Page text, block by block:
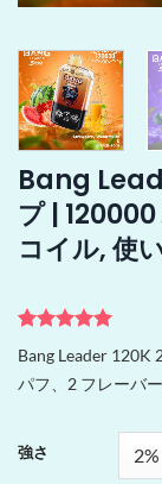
Bang
プ |
コイル, 使
1
件の利用者
評価に基づ
く5段階評
Bang Leader
パフ、2 フレーバ
強さ